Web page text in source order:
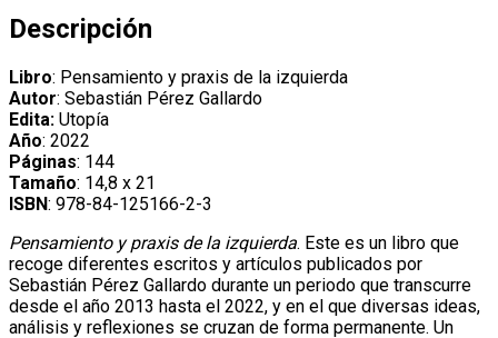
de
Sebastián
Gallardo
cantidad
Descripción
Libro: Pensamiento y praxis de la izquierda
Autor: Sebastián Pérez Gallardo
Edita: Utopía
Año: 2022
Páginas: 144
Tamaño: 14,8 x 21
ISBN: 978-84-125166-2-3
Pensamiento y praxis de la izquierda. Este es un libro que
recoge diferentes escritos y artículos publicados por
Sebastián Pérez Gallardo durante un periodo que transcurre
desde el año 2013 hasta el 2022, y en el que diversas ideas,
análisis y reflexiones se cruzan de forma permanente. Un